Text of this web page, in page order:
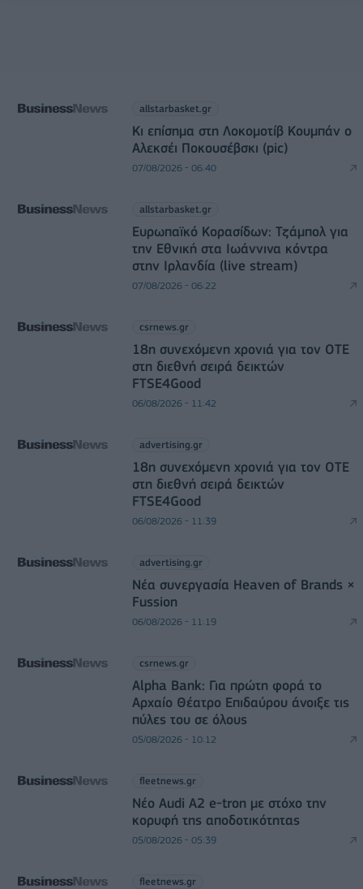
allstarbasket.gr
Κι επίσημα στη Λοκομοτίβ Κουμπάν ο
Αλεκσέι Ποκουσέβσκι (pic)
07/08/2026 - 06:40
allstarbasket.gr
Ευρωπαϊκό Κορασίδων: Τζάμπολ για
την Εθνική στα Ιωάννινα κόντρα
στην Ιρλανδία (live stream)
07/08/2026 - 06:22
csrnews.gr
18η συνεχόμενη χρονιά για τον ΟΤΕ
στη διεθνή σειρά δεικτών
FTSE4Good
06/08/2026 - 11:42
advertising.gr
18η συνεχόμενη χρονιά για τον ΟΤΕ
στη διεθνή σειρά δεικτών
FTSE4Good
06/08/2026 - 11:39
advertising.gr
Νέα συνεργασία Heaven of Brands ×
Fussion
06/08/2026 - 11:19
csrnews.gr
Alpha Bank: Για πρώτη φορά το
Αρχαίο Θέατρο Επιδαύρου άνοιξε τις
πύλες του σε όλους
05/08/2026 - 10:12
fleetnews.gr
Νέο Audi A2 e-tron με στόχο την
κορυφή της αποδοτικότητας
05/08/2026 - 05:39
fleetnews.gr